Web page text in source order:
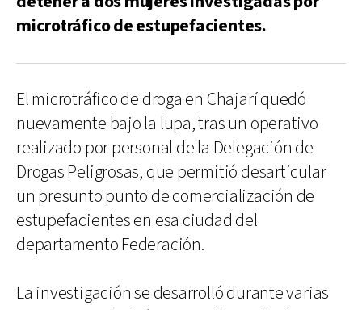
microtráfico de estupefacientes.
El microtráfico de droga en Chajarí quedó
nuevamente bajo la lupa, tras un operativo
realizado por personal de la Delegación de
Drogas Peligrosas, que permitió desarticular
un presunto punto de comercialización de
estupefacientes en esa ciudad del
departamento Federación.
La investigación se desarrolló durante varias